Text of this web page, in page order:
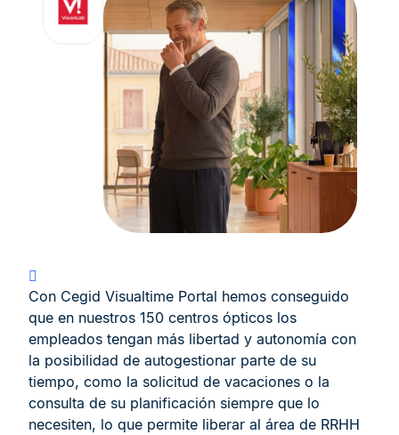
Con Cegid Visualtime Portal hemos conseguido
que en nuestros 150 centros ópticos los
empleados tengan más libertad y autonomía con
la posibilidad de autogestionar parte de su
tiempo, como la solicitud de vacaciones o la
consulta de su planificación siempre que lo
necesiten, lo que permite liberar al área de RRHH